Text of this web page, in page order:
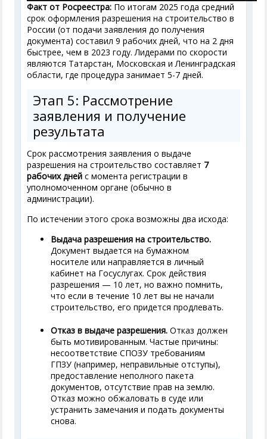
Факт от Росреестра: По итогам 2025 года средний
срок оформления разрешения на строительство в
России (от подачи заявления до получения
документа) составил 9 рабочих дней, что на 2 дня
быстрее, чем в 2023 году. Лидерами по скорости
являются Татарстан, Московская и Ленинградская
области, где процедура занимает 5-7 дней.
Этап 5: Рассмотрение
заявления и получение
результата
Срок рассмотрения заявления о выдаче
разрешения на строительство составляет 7
рабочих дней с момента регистрации в
уполномоченном органе (обычно в
администрации).
По истечении этого срока возможны два исхода:
Выдача разрешения на строительство.
Документ выдается на бумажном
носителе или направляется в личный
кабинет на Госуслугах. Срок действия
разрешения — 10 лет, но важно помнить,
что если в течение 10 лет вы не начали
строительство, его придется продлевать.
Отказ в выдаче разрешения. Отказ должен
быть мотивированным. Частые причины:
несоответствие СПОЗУ требованиям
ГПЗУ (например, неправильные отступы),
предоставление неполного пакета
документов, отсутствие прав на землю.
Отказ можно обжаловать в суде или
устранить замечания и подать документы
снова.